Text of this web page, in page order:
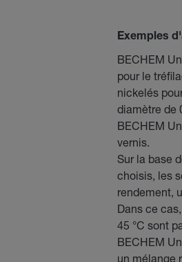
Exemples
BECHEM
pour le
nickelés
diamètre de
BECHEM
vernis.
Sur la base
choisis, les
rendement,
Dans ce
45 °C sont
BECHEM
un mélange